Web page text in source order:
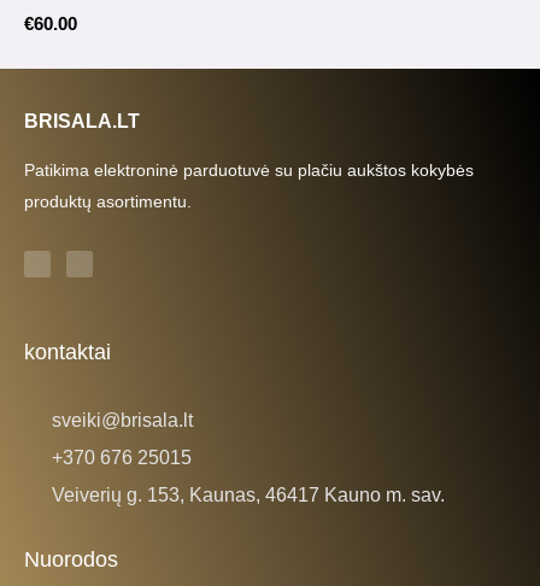
€60.00
BRISALA.LT
Patikima elektroninė parduotuvė su plačiu aukštos kokybės
produktų asortimentu.
F
c
-
f
I
s
m
kontaktai
sveiki@brisala.lt
+370 676 25015
Veiverių g. 153, Kaunas, 46417 Kauno m. sav.
Nuorodos